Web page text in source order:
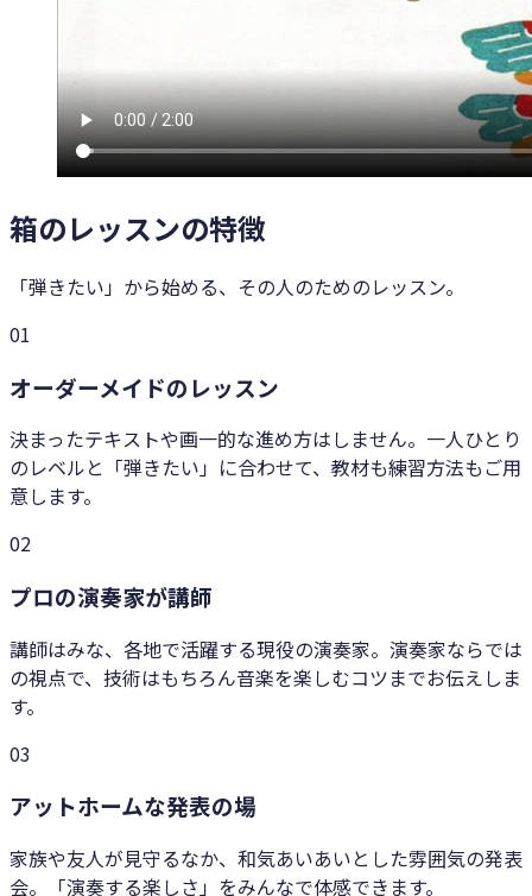
箱のレッスンの特徴
「弾きたい」から始める、その人のためのレッスン。
01
オーダーメイドのレッスン
決まったテキストや画一的な進め方はしません。一人ひとり
のレベルと「弾きたい」に合わせて、教材も練習方法もご用
意します。
02
プロの演奏家が講師
講師はみな、各地で活躍する現役の演奏家。演奏家ならでは
の視点で、技術はもちろん音楽を楽しむコツまでお伝えしま
す。
03
アットホームな発表の場
家族や友人が見守るなか、和気あいあいとした雰囲気の発表
会。「演奏する楽しさ」をみんなで体感できます。